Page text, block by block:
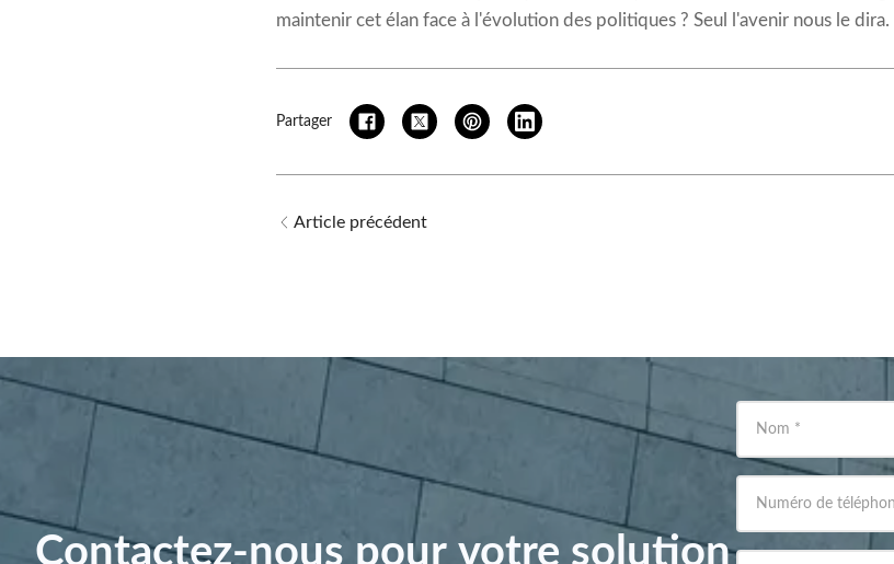
maintenir cet élan face à l'évolution des politiques ? Seul l'avenir nous le dira.
Partager
Article précédent
Contactez-nous pour votre solution
Nom *
Numéro de